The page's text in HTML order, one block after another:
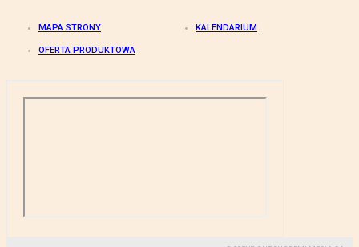
MAPA STRONY KALENDARIUM
OFERTA PRODUKTOWA